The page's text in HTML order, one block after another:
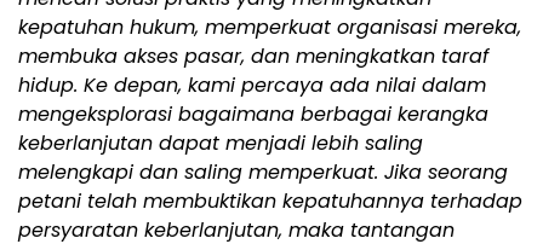
kepatuhan hukum, memperkuat organisasi mereka,
membuka akses pasar, dan meningkatkan taraf
hidup. Ke depan, kami percaya ada nilai dalam
mengeksplorasi bagaimana berbagai kerangka
keberlanjutan dapat menjadi lebih saling
melengkapi dan saling memperkuat. Jika seorang
petani telah membuktikan kepatuhannya terhadap
persyaratan keberlanjutan, maka tantangan